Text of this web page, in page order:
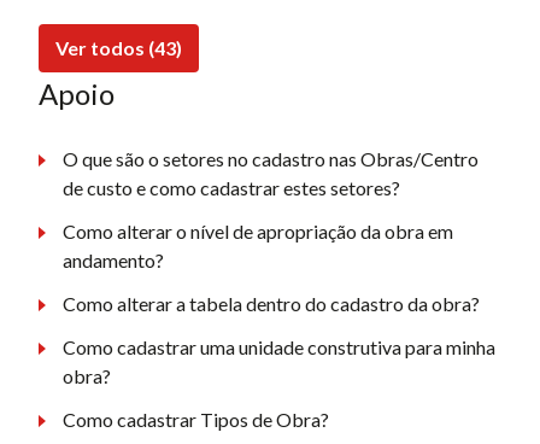
Ver todos (43)
Apoio
O que são o setores no cadastro nas Obras/Centro
de custo e como cadastrar estes setores?
Como alterar o nível de apropriação da obra em
andamento?
Como alterar a tabela dentro do cadastro da obra?
Como cadastrar uma unidade construtiva para minha
obra?
Como cadastrar Tipos de Obra?